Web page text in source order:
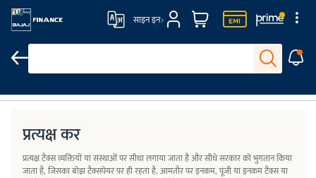
साइन इन
प्रत्यक्ष कर
प्रत्यक्ष टैक्स व्यक्तियों या संस्थाओं पर सीधा लगाया जाता है और सीधे सरकार को भुगतान किया
जाता है, जिसका बोझ टैक्सपेयर पर ही रहता है. आमतौर पर इनकम, पूंजी या इनकम टैक्स या